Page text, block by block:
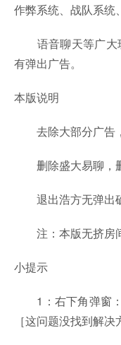
作弊系统、战队系统、
语音聊天等广大
有弹出广告。
本版说明
去除大部分广告，
删除盛大易聊，删
退出浩方无弹出确
注：本版无挤房间
小提示
1：右下角弹窗：
［这问题没找到解